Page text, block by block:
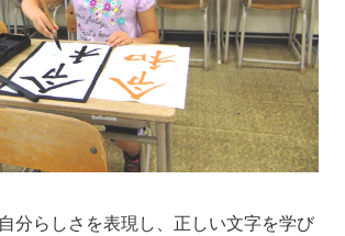
分らしさを表現し、正しい文字を学び